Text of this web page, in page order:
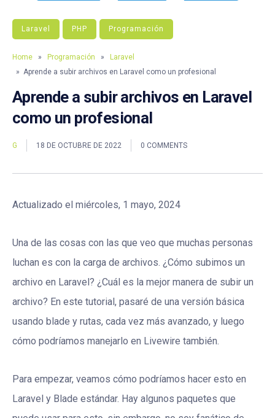
Laravel PHP Programación
Home » Programación »
Laravel
» Aprende a subir archivos en Laravel como un profesional
Aprende a subir archivos en Laravel
como un profesional
G 18 DE OCTUBRE DE 2022 0 COMMENTS
Actualizado el miércoles, 1 mayo, 2024
Una de las cosas con las que veo que muchas personas
luchan es con la carga de archivos. ¿Cómo subimos un
archivo en Laravel? ¿Cuál es la mejor manera de subir un
archivo? En este tutorial, pasaré de una versión básica
usando blade y rutas, cada vez más avanzado, y luego
cómo podríamos manejarlo en Livewire también.
Para empezar, veamos cómo podríamos hacer esto en
Laravel y Blade estándar. Hay algunos paquetes que